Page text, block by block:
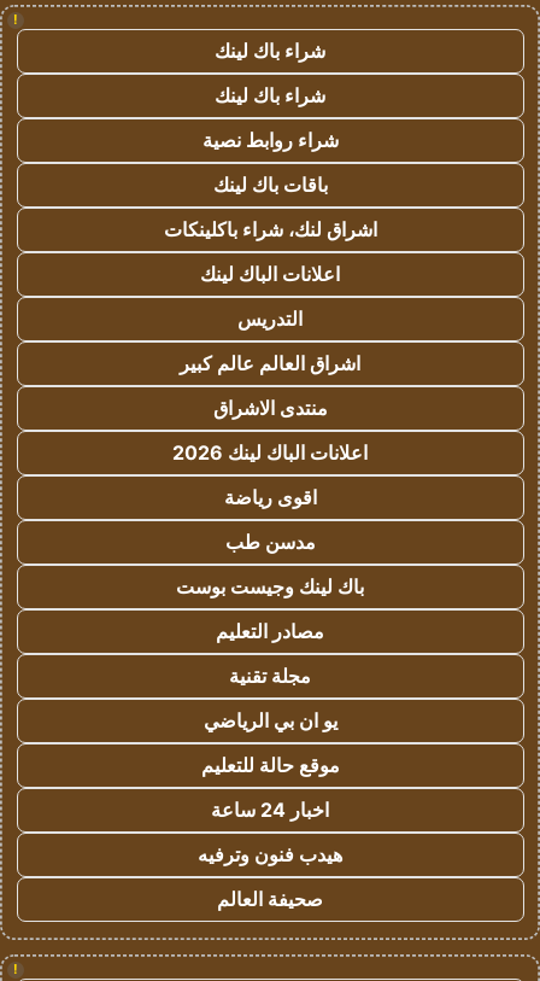
!
شراء باك لينك
شراء باك لينك
شراء روابط نصية
باقات باك لينك
اشراق لنك، شراء باكلينكات
اعلانات الباك لينك
التدريس
اشراق العالم عالم كبير
منتدى الاشراق
اعلانات الباك لينك 2026
اقوى رياضة
مدسن طب
باك لينك وجيست بوست
مصادر التعليم
مجلة تقنية
يو ان بي الرياضي
موقع حالة للتعليم
اخبار 24 ساعة
هيدب فنون وترفيه
صحيفة العالم
!